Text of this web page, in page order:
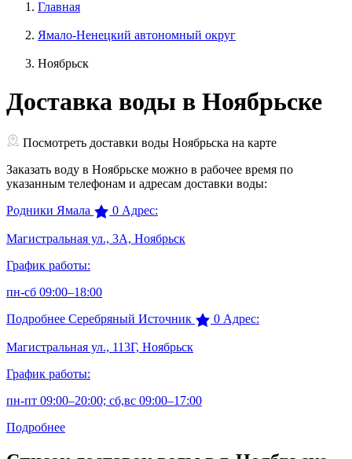
Главная
Ямало-Ненецкий автономный округ
Ноябрьск
Доставка воды в Ноябрьске
Посмотреть доставки воды Ноябрьска на карте
Заказать воду в Ноябрьске можно в рабочее время по
указанным телефонам и адресам доставки воды:
Родники Ямала
0 Адрес:
Магистральная ул., 3А, Ноябрьск
График работы:
пн-сб 09:00–18:00
Подробнее Серебряный Источник 0 Адрес:
Магистральная ул., 113Г, Ноябрьск
График работы:
пн-пт 09:00–20:00; сб,вс 09:00–17:00
Подробнее